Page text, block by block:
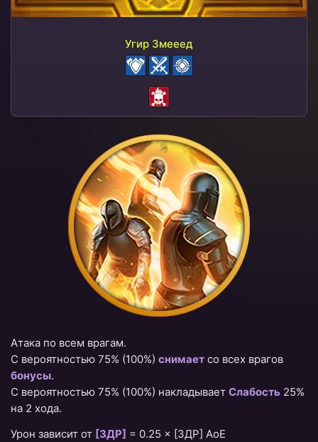
Угир Змееед
Атака по всем врагам.
С вероятностью 75% (100%) снимает со всех врагов
бонусы.
С вероятностью 75% (100%) накладывает Слабость 25%
на 2 хода.
Урон зависит от [ЗДР] = 0.25 × [ЗДР] AoE